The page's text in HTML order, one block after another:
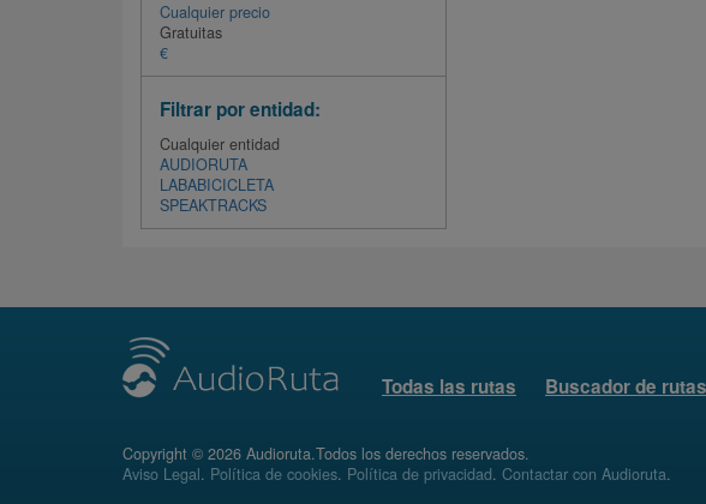
Cualquier precio
Gratuitas
€
Filtrar por entidad:
Cualquier entidad
AUDIORUTA
LABABICICLETA
SPEAKTRACKS
Todas las rutas Buscador de rutas
Copyright © 2026 Audioruta.Todos los derechos reservados.
Aviso Legal. Política de cookies. Política de privacidad. Contactar con Audioruta.